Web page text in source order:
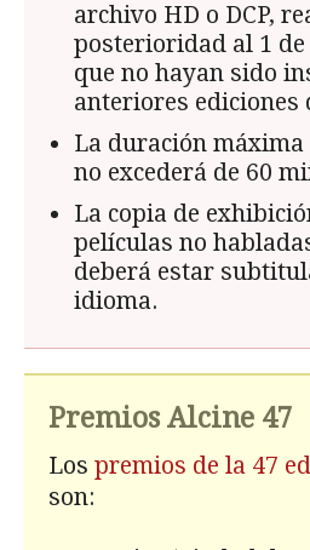
archivo HD o DCP,
posterioridad al 1 de
que no hayan sido
anteriores ediciones
La duración máxima
no excederá de 60
La copia de
películas no
deberá estar
idioma.
Premios Alcine 47
Los premios de la 47
son: